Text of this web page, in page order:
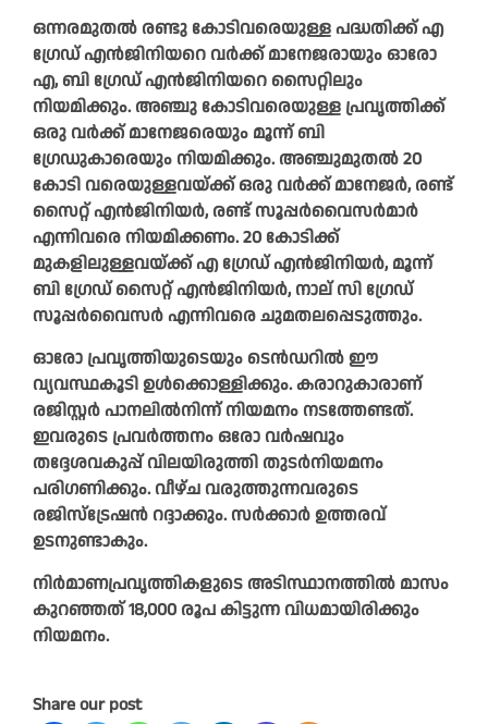
ഒന്നരമുതൽ രണ്ടു കോടിവരെയുള്ള പദ്ധതിക്ക്‌ എ
ഗ്രേഡ് എൻജിനിയറെ വർക്ക് മാനേജരായും ഓരോ
എ, ബി ഗ്രേഡ് എൻജിനിയറെ സൈറ്റിലും
നിയമിക്കും. അഞ്ചു കോടിവരെയുള്ള പ്രവൃത്തിക്ക്
ഒരു വർക്ക് മാനേജരെയും മൂന്ന്‌ ബി
ഗ്രേഡുകാരെയും നിയമിക്കും. അഞ്ചുമുതൽ 20
കോടി വരെയുള്ളവയ്‌ക്ക്‌ ഒരു വർക്ക് മാനേജർ, രണ്ട്
സൈറ്റ് എൻജിനിയർ, രണ്ട് സൂപ്പർവൈസർമാർ
എന്നിവരെ നിയമിക്കണം. 20 കോടിക്ക്‌
മുകളിലുള്ളവയ്‌ക്ക്‌ എ ഗ്രേഡ് എൻജിനിയർ, മൂന്ന്‌
ബി ഗ്രേഡ് സൈറ്റ് എൻജിനിയർ, നാല്‌ സി ഗ്രേഡ്
സൂപ്പർവൈസർ എന്നിവരെ ചുമതലപ്പെടുത്തും.
ഓരോ പ്രവൃത്തിയുടെയും ടെൻഡറിൽ ഈ
വ്യവസ്ഥകൂടി ഉൾക്കൊള്ളിക്കും. കരാറുകാരാണ്
രജിസ്റ്റർ പാനലിൽനിന്ന്‌ നിയമനം നടത്തേണ്ടത്‌.
ഇവരുടെ പ്രവർത്തനം ഒരോ വർഷവും
തദ്ദേശവകുപ്പ്‌ വിലയിരുത്തി തുടർനിയമനം
പരിഗണിക്കും. വീഴ്ച വരുത്തുന്നവരുടെ
രജിസ്ട്രേഷൻ റദ്ദാക്കും. സർക്കാർ ഉത്തരവ്‌
ഉടനുണ്ടാകും.
നിർമാണപ്രവൃത്തികളുടെ അടിസ്ഥാനത്തിൽ മാസം
കുറഞ്ഞത്‌ 18,000 രൂപ കിട്ടുന്ന വിധമായിരിക്കും
നിയമനം.
Share our post